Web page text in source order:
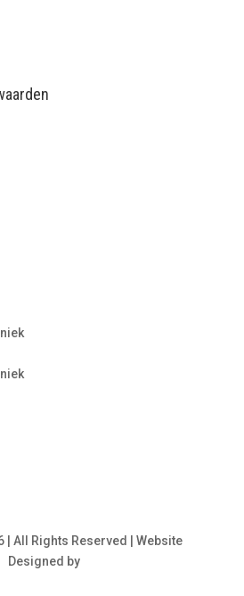
| All Rights Reserved | Website
Designed by